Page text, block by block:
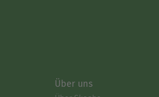
Über uns